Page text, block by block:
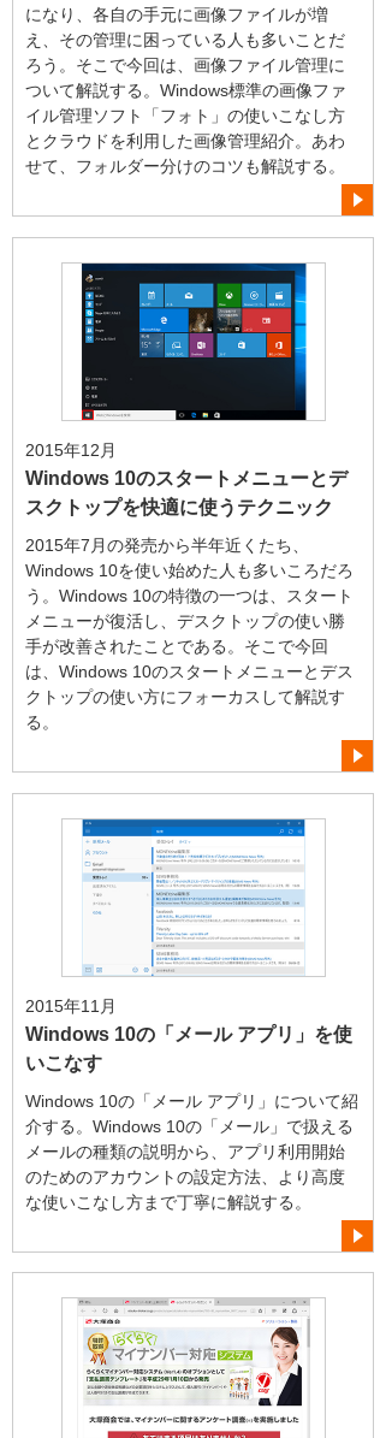
になり、各自の手元に画像ファイルが増
え、その管理に困っている人も多いことだ
ろう。そこで今回は、画像ファイル管理に
ついて解説する。Windows標準の画像ファ
イル管理ソフト「フォト」の使いこなし方
とクラウドを利用した画像管理紹介。あわ
せて、フォルダー分けのコツも解説する。
2015年12月
Windows 10のスタートメニューとデ
スクトップを快適に使うテクニック
2015年7月の発売から半年近くたち、
Windows 10を使い始めた人も多いころだろ
う。Windows 10の特徴の一つは、スタート
メニューが復活し、デスクトップの使い勝
手が改善されたことである。そこで今回
は、Windows 10のスタートメニューとデス
クトップの使い方にフォーカスして解説す
る。
2015年11月
Windows 10の「メール アプリ」を使
いこなす
Windows 10の「メール アプリ」について紹
介する。Windows 10の「メール」で扱える
メールの種類の説明から、アプリ利用開始
のためのアカウントの設定方法、より高度
な使いこなし方まで丁寧に解説する。